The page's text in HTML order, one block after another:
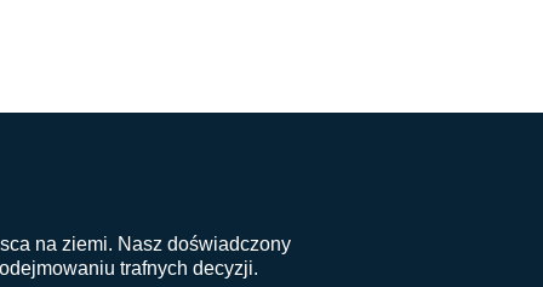
na ziemi. Nasz doświadczony
trafnych decyzji.